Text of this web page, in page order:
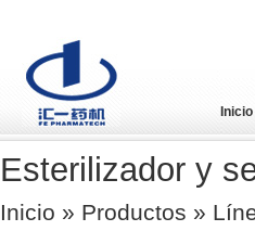
Inicio
Esterilizador y
Inicio » Productos »